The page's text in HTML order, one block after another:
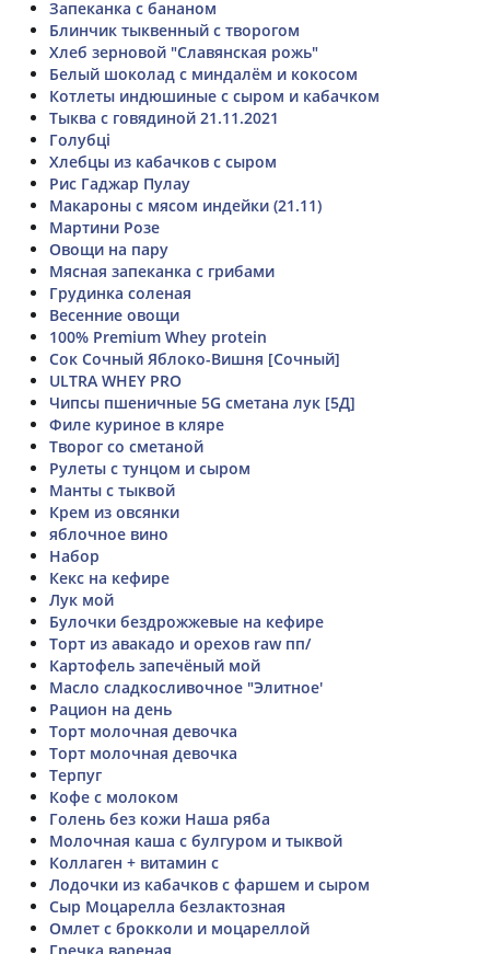
Запеканка с бананом
Блинчик тыквенный с творогом
Хлеб зерновой "Славянская рожь"
Белый шоколад с миндалём и кокосом
Котлеты индюшиные с сыром и кабачком
Тыква с говядиной 21.11.2021
Голубці
Хлебцы из кабачков с сыром
Рис Гаджар Пулау
Макароны с мясом индейки (21.11)
Мартини Розе
Овощи на пару
Мясная запеканка с грибами
Грудинка соленая
Весенние овощи
100% Premium Whey protein
Сок Сочный Яблоко-Вишня [Сочный]
ULTRA WHEY PRO
Чипсы пшеничные 5G сметана лук [5Д]
Филе куриное в кляре
Творог со сметаной
Рулеты с тунцом и сыром
Манты с тыквой
Крем из овсянки
яблочное вино
Набор
Кекс на кефире
Лук мой
Булочки бездрожжевые на кефире
Торт из авакадо и орехов raw пп/
Картофель запечёный мой
Масло сладкосливочное "Элитное'
Рацион на день
Торт молочная девочка
Торт молочная девочка
Терпуг
Кофе с молоком
Голень без кожи Наша ряба
Молочная каша с булгуром и тыквой
Коллаген + витамин с
Лодочки из кабачков с фаршем и сыром
Сыр Моцарелла безлактозная
Омлет с брокколи и моцареллой